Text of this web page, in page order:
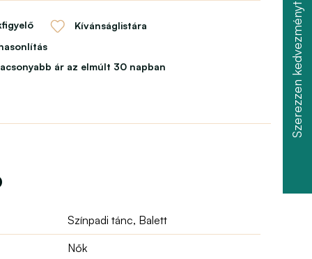
Kívánságlistára
ár az elmúlt 30 napban
Színpadi tánc, Balett
Nők
Szerezzen kedvezményt